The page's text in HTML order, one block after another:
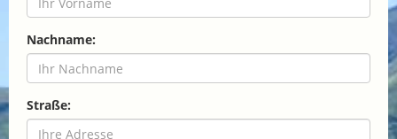
Nachname:
Straße: